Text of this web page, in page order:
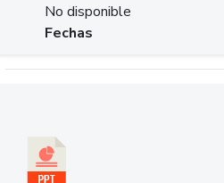
No disponible
Fechas